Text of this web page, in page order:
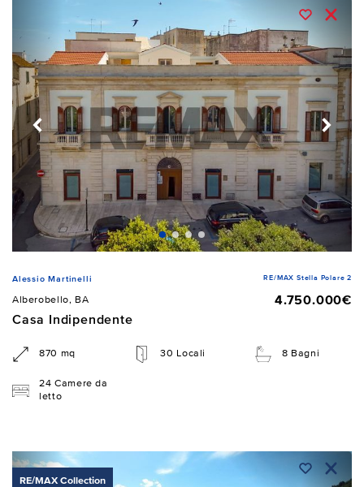
Alessio Martinelli RE/MAX Stella Polare 2
Alberobello, BA
4.750.000€
Casa Indipendente
870 mq 30 Locali 8 Bagni
24 Camere da
letto
RE/MAX Collection